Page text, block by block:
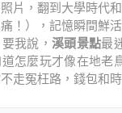
片，翻到大學時代
！），記憶瞬間鮮
要我說，溪頭景點最
怎麼玩才像在地老
走冤枉路，錢包和